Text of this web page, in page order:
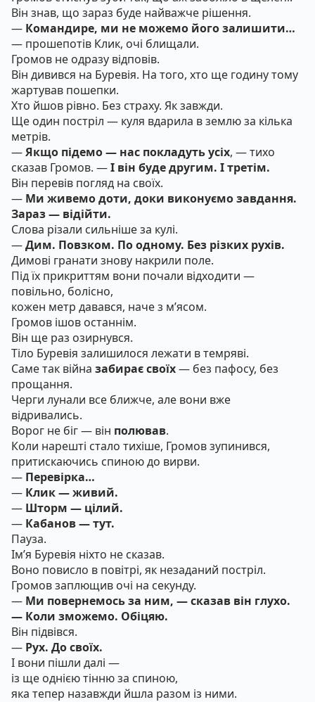
Він знав, що зараз буде найважче рішення.
— Командире, ми не можемо його залишити…
— прошепотів Клик, очі блищали.
Громов не одразу відповів.
Він дивився на Буревія. На того, хто ще годину тому
жартував пошепки.
Хто йшов рівно. Без страху. Як завжди.
Ще один постріл — куля вдарила в землю за кілька
метрів.
—Якщо підемо — нас покладуть усіх, — тихо
сказав Громов. —І він буде другим. І третім.
Він перевів погляд на своїх.
— Ми живемо доти, доки виконуємо завдання.
Зараз — відійти.
Слова різали сильніше за кулі.
—Дим. Повзком. По одному. Без різких рухів.
Димові гранати знову накрили поле.
Під їх прикриттям вони почали відходити —
повільно, болісно,
кожен метр давався, наче з м’ясом.
Громов ішов останнім.
Він ще раз озирнувся.
Тіло Буревія залишилося лежати в темряві.
Саме так війна забирає своїх— без пафосу, без
прощання.
Черги лунали все ближче, але вони вже
відривались.
Ворог не біг — він полював.
Коли нарешті стало тихіше, Громов зупинився,
притискаючись спиною до вирви.
— Перевірка…
— Клик — живий.
— Шторм — цілий.
— Кабанов — тут.
Пауза.
Ім’я Буревія ніхто не сказав.
Воно повисло в повітрі, як незаданий постріл.
Громов заплющив очі на секунду.
— Ми повернемось за ним, — сказав він глухо.
— Коли зможемо. Обіцяю.
Він підвівся.
— Рух. До своїх.
І вони пішли далі —
із ще однією тінню за спиною,
яка тепер назавжди йшла разом із ними.